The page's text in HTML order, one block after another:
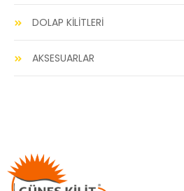
DOLAP KİLİTLERİ
AKSESUARLAR